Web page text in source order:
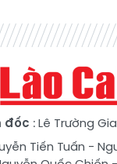
đốc : Lê Trường
Tiến Tuấn -